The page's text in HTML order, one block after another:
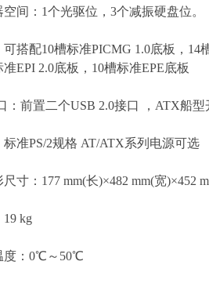
：1个光驱位，3个减振硬盘位。
配10槽标准PICMG 1.0底板，14
EPI 2.0底板，10槽标准EPE底板
前置二个USB 2.0接口 ，ATX船型
PS/2规格 AT/ATX系列电源可选
：177 mm(长)×482 mm(宽)×452
kg
：0℃～50℃